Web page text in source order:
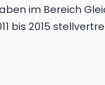
im Bereich
bis 2015